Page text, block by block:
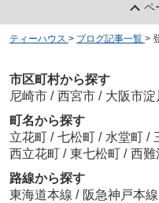
ペ
ティーハウス > ブログ記事一覧 >
市区町村から探す
尼崎市 / 西宮市 / 大阪市淀
町名から探す
立花町 / 七松町 / 水堂町 /
西立花町 / 東七松町 / 西難
路線から探す
東海道本線 / 阪急神戸本線